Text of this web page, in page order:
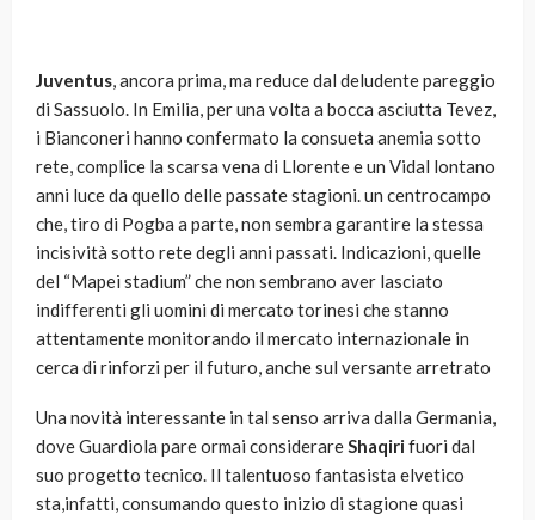
Juventus, ancora prima, ma reduce dal deludente pareggio
di Sassuolo. In Emilia, per una volta a bocca asciutta Tevez,
i Bianconeri hanno confermato la consueta anemia sotto
rete, complice la scarsa vena di Llorente e un Vidal lontano
anni luce da quello delle passate stagioni. un centrocampo
che, tiro di Pogba a parte, non sembra garantire la stessa
incisività sotto rete degli anni passati. Indicazioni, quelle
del “Mapei stadium” che non sembrano aver lasciato
indifferenti gli uomini di mercato torinesi che stanno
attentamente monitorando il mercato internazionale in
cerca di rinforzi per il futuro, anche sul versante arretrato
Una novità interessante in tal senso arriva dalla Germania,
dove Guardiola pare ormai considerareShaqirifuori dal
suo progetto tecnico. Il talentuoso fantasista elvetico
sta,infatti, consumando questo inizio di stagione quasi